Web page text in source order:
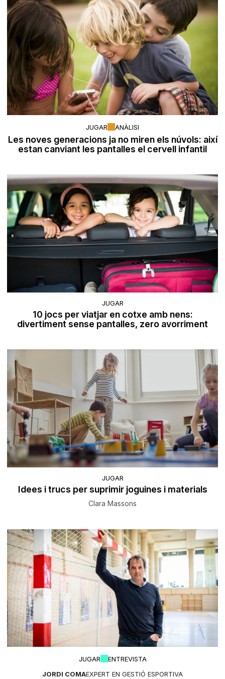
JUGAR ANÀLISI
Les noves generacions ja no miren els núvols: així
estan canviant les pantalles el cervell infantil
JUGAR
10 jocs per viatjar en cotxe amb nens:
divertiment sense pantalles, zero avorriment
JUGAR
Idees i trucs per suprimir joguines i materials
Clara Massons
JUGAR
ENTREVISTA
JORDI COMAEXPERT EN GESTIÓ ESPORTIVA